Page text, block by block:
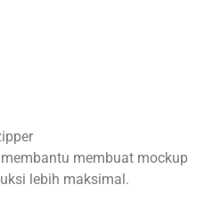
membuat mockup
lebih maksimal.